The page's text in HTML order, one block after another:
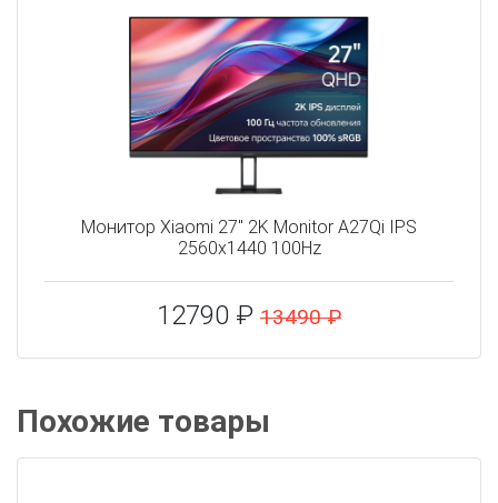
Монитор Xiaomi 27" 2K Monitor A27Qi IPS
2560x1440 100Hz
12790 ₽ 13490 ₽
Похожие товары